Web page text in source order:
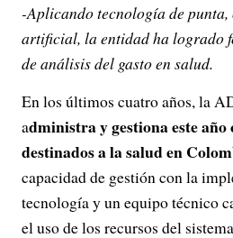
-Aplicando tecnología de
artificial, la entidad ha logrado
de análisis del gasto en salud.
En los últimos cuatro años, la
administra y gestiona este año
destinados a la salud en
capacidad de gestión con la
tecnología y un equipo técnico
el uso de los recursos del